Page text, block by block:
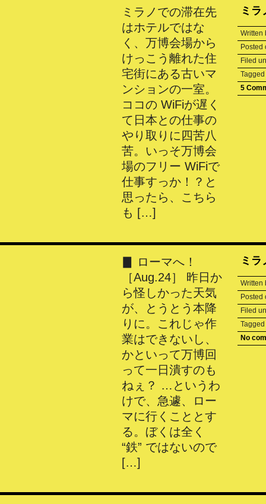
ミ
Written
Posted
Filed
Tagged
5
ミラノでの滞在先
はホテルではな
く、万博会場から
けっこう離れた住
宅街にある古いマ
ンションの一室。
ココの WiFiが遅く
て日本との仕事の
やり取りに四苦八
苦。いっそ万博会
場のフリー WiFiで
仕事すっか！？と
思ったら、こちら
も […]
ミ
Written
Posted
Filed
Tagged
No
▊ ローマへ！
［Aug.24］ 昨日か
ら怪しかった天気
が、とうとう本降
りに。これじゃ作
業はできないし、
かといって万博回
って一日潰すのも
ねぇ？ …というわ
けで、急遽、ロー
マに行くこととす
る。ぼくは全く
“鉄” ではないので
[…]